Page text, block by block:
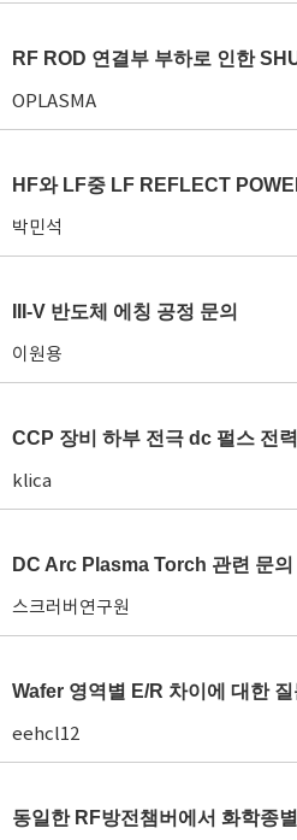
RF ROD 연결부 부하로 인한
OPLASMA
박민석
III-V 반도체 에칭 공정 문의
이원용
CCP 장비 하부 전극 dc 펄스 전력
klica
DC Arc Plasma Torch 관련 문의
스크러버연구원
eehcl12
동일한 RF방전챔버에서 화학종